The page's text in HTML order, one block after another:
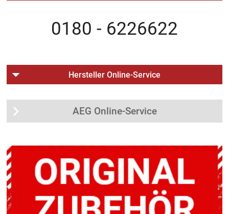
0180 - 6226622
Hersteller Online-Service
AEG Online-Service